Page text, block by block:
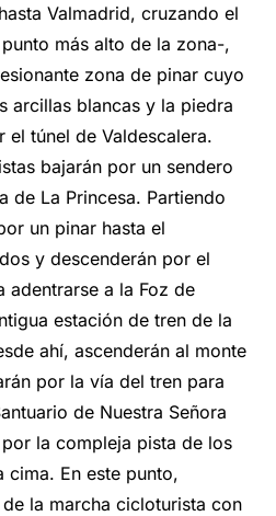
Valmadrid, cruzando el
más alto de la zona-,
zona de pinar cuyo
arcillas blancas y la piedra
túnel de Valdescalera.
bajarán por un sendero
de La Princesa. Partiendo
un pinar hasta el
y descenderán por el
adentrarse a la Foz de
estación de tren de la
ahí, ascenderán al monte
por la vía del tren para
de Nuestra Señora
la compleja pista de los
cima. En este punto,
la marcha cicloturista con